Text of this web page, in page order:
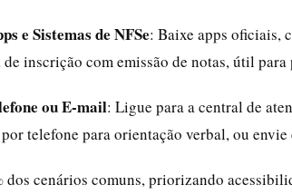
e Sistemas de NFSe: Baixe apps oficiais,
inscrição com emissão de notas, útil para
ou E-mail: Ligue para a central de
por telefone para orientação verbal, ou
dos cenários comuns, priorizando